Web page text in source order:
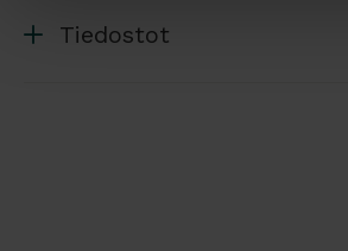
Tiedostot